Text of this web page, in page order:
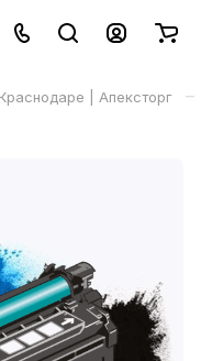
| Апексторг –